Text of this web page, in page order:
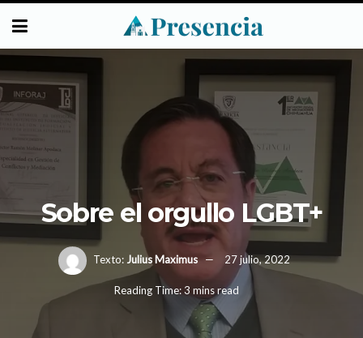
Sobre el orgullo LGBT+
Texto: Julius Maximus 27 julio, 2022
Reading Time: 3 mins read